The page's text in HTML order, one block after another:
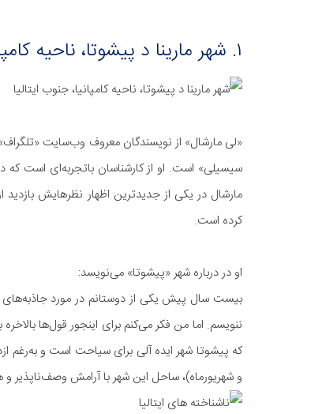
۱. شهر مارینا د پیشوتا، ناحیه کامپانیا، جنوب ایتالیا
«لی مارشال» از نویسندگان معروف وب‌سایت
سیسیلی» است. او از کارشناسان باتجربه‌ای است که
مارشال در یکی از جدیدترین اظهار نظرهایش بازدید
کرده است.
او در درباره شهر «پیشوتا» می‌نویسد:
بیست سال پیش یکی از دوستانم در مورد جاذبه‌های
ننویسم. اما من فکر می‌کنم برای اینجور قول‌ها
که پیشوتا شهر ایده آلی برای سیاحت است و به‌رغم
و شهریورماه)، ساحل این شهر با آرامش وصف‌ناپذیر